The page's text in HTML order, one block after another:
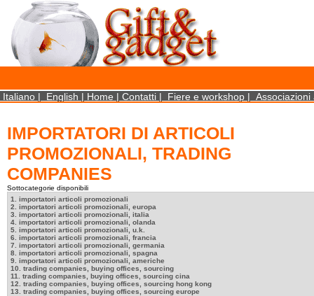
We use cookies on this website. By using this site, you agree that we may store and
statistical data does not identify any personal details whatsoever. More Info? http://
Close
Italiano | English | Home | Contatti | Fiere e workshop | Associazioni
IMPORTATORI DI ARTICOLI
PROMOZIONALI, TRADING
COMPANIES
Sottocategorie disponibili
1. importatori articoli promozionali
2. importatori articoli promozionali, europa
3. importatori articoli promozionali, italia
4. importatori articoli promozionali, olanda
5. importatori articoli promozionali, u.k.
6. importatori articoli promozionali, francia
7. importatori articoli promozionali, germania
8. importatori articoli promozionali, spagna
9. importatori articoli promozionali, americhe
10. trading companies, buying offices, sourcing
11. trading companies, buying offices, sourcing cina
12. trading companies, buying offices, sourcing hong kong
13. trading companies, buying offices, sourcing europe